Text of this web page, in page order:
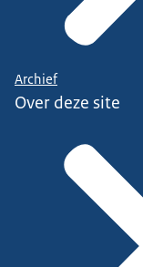
Archief
Over deze site